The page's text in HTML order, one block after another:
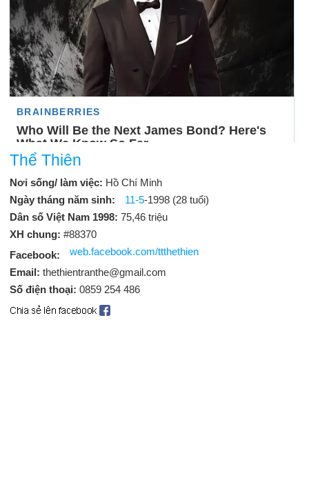
Thể Thiên
Nơi sống/ làm việc: Hồ Chí Minh
Ngày tháng năm sinh:
11-5-1998 (28 tuổi)
Dân số Việt Nam 1998: 75,46 triệu
XH chung: #88370
Facebook:
web.facebook.com/ttthethien
Email: thethientranthe@gmail.com
Số điện thoại: 0859 254 486